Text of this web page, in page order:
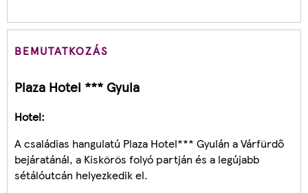
BEMUTATKOZÁS
Plaza Hotel *** Gyula
Hotel:
A családias hangulatú Plaza Hotel*** Gyulán a Várfürdő
bejáratánál, a Kiskörös folyó partján és a legújabb
sétálóutcán helyezkedik el.